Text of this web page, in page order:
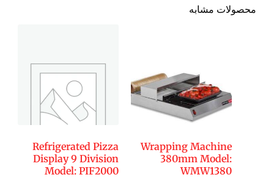
محصولات مشابه
Wrapping Machine
380mm Model:
WMW1380
Refrigerated Pizza
Display 9 Division
Model: PIF2000